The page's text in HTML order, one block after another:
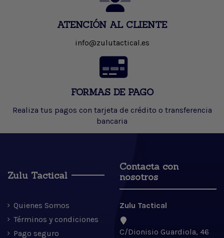
ATENCIÓN AL CLIENTE
info@zulutactical.es
FORMAS DE PAGO
Realiza tus pagos con tarjeta de crédito o transferencia
bancaria
Zulu Tactical
Quienes Somos
Términos y condiciones
Pago seguro
Contacta con
nosotros
Zulu Tactical
C/Dionisio Guardiola, 46